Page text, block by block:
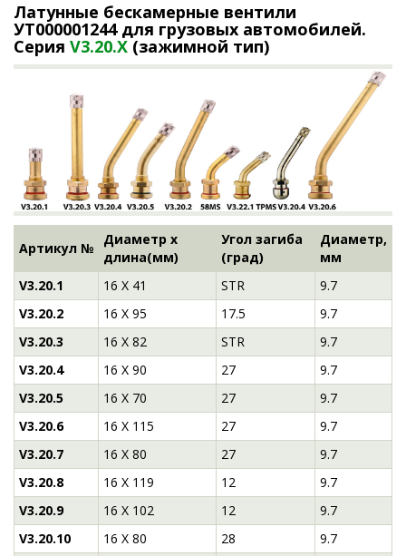
Латунные бескамерные вентили
УТ000001244для грузовых автомобилей.
Серия V3.20.X (зажимной тип)
Артикул №
Диаметр х
длина(мм)
Угол загиба
(град)
Диаметр,
мм
V3.20.1
16 Х 41 STR
9.7
V3.20.2
16 Х 95 17.5
9.7
V3.20.3
16 Х 82 STR
9.7
V3.20.4
16 Х 90 27
9.7
V3.20.5
16 Х 70 27
9.7
V3.20.6
16 Х 115 27
9.7
V3.20.7
16 Х 80 27
9.7
V3.20.8
16 Х 119 12
9.7
V3.20.9
16 Х 102 12
9.7
V3.20.10
16 Х 80 28
9.7